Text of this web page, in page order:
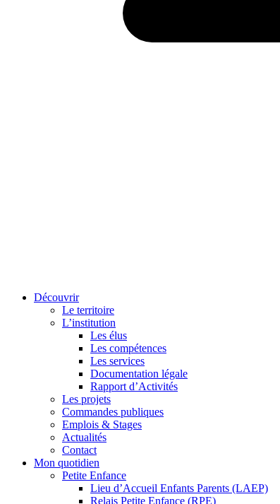
Découvrir
Le territoire
L’institution
Les élus
Les compétences
Les services
Documentation légale
Rapport d’Activités
Les projets
Commandes publiques
Emplois & Stages
Actualités
Contact
Mon quotidien
Petite Enfance
Lieu d’Accueil Enfants Parents (LAEP)
Relais Petite Enfance (RPE)